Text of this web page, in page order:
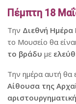
Πέμπτη 18
Την Διεθνή
το Μουσείο θα
το βράδυ με
Την ημέρα αυτή θα
Αίθουσα της